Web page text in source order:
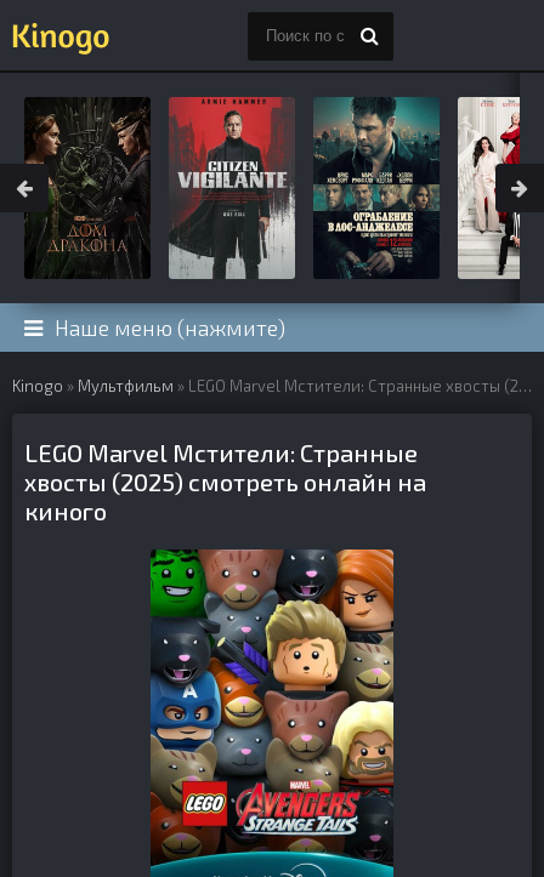
Наше меню (нажмите)
Kinogo » Мультфильм » LEGO Marvel Мстители: Странные хвосты (2025)
LEGO Marvel Мстители: Странные
хвосты (2025) смотреть онлайн на
киного